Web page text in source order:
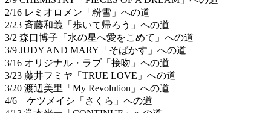
2/16 レミオロメン「粉雪」への道
2/23 斉藤和義「歩いて帰ろう」への道
3/2 森口博子「水の星へ愛をこめて」への道
3/9 JUDY AND MARY「そばかす」への道
3/16 オリジナル・ラブ「接吻」への道
3/23 藤井フミヤ「TRUE LOVE」への道
3/20 渡辺美里「My Revolution」への道
4/6 ケツメイシ「さくら」への道